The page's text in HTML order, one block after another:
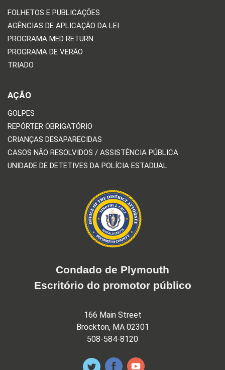
FOLHETOS E PUBLICAÇÕES
AGÊNCIAS DE APLICAÇÃO DA LEI
PROGRAMA MED RETURN
PROGRAMA DE VERÃO
TRIADO
AÇÃO
GOLPES
REPÓRTER OBRIGATÓRIO
CRIANÇAS DESAPARECIDAS
CASOS NÃO RESOLVIDOS / ASSISTÊNCIA PÚBLICA
UNIDADE DE DETETIVES DA POLÍCIA ESTADUAL
Condado de Plymouth
Escritório do promotor público
166 Main Street
Brockton, MA 02301
508-584-8120